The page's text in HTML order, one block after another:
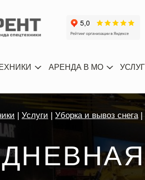
АРЕНДА В МО
Услуги Уборка и вывоз снега